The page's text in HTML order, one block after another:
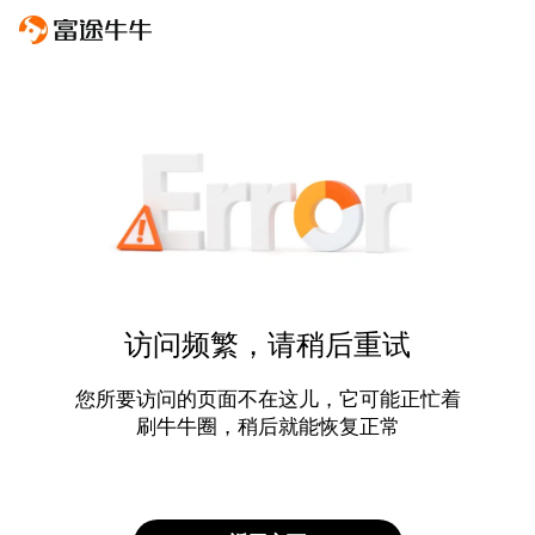
访问频繁，请稍后重试
您所要访问的页面不在这儿，它可能正忙着
刷牛牛圈，稍后就能恢复正常